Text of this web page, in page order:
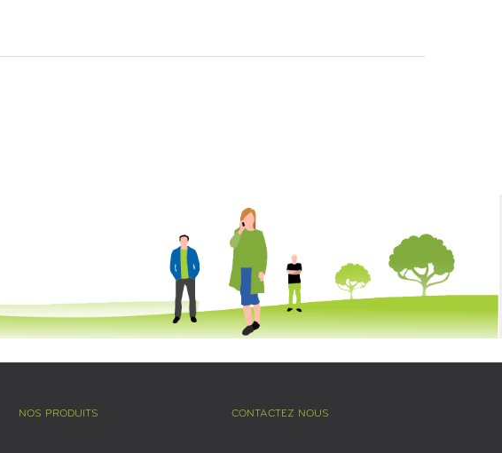
NOS PRODUITS CONTACTEZ NOUS